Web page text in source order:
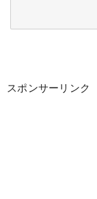
スポンサーリンク